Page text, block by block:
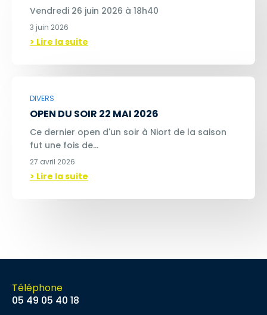
Vendredi 26 juin 2026 à 18h40
3 juin 2026
> Lire la suite
DIVERS
OPEN DU SOIR 22 MAI 2026
Ce dernier open d'un soir à Niort de la saison
fut une fois de…
27 avril 2026
> Lire la suite
Téléphone
05 49 05 40 18